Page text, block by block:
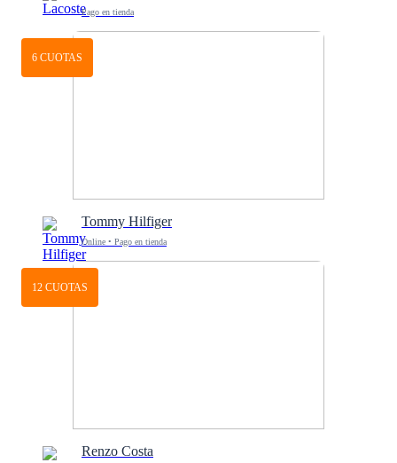
Pago en tienda
6 CUOTAS
Tommy Hilfiger
Online • Pago en tienda
12 CUOTAS
Renzo Costa